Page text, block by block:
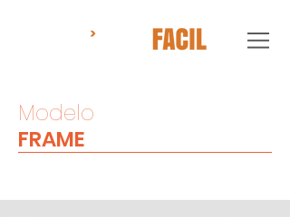
Modelo
FRAME